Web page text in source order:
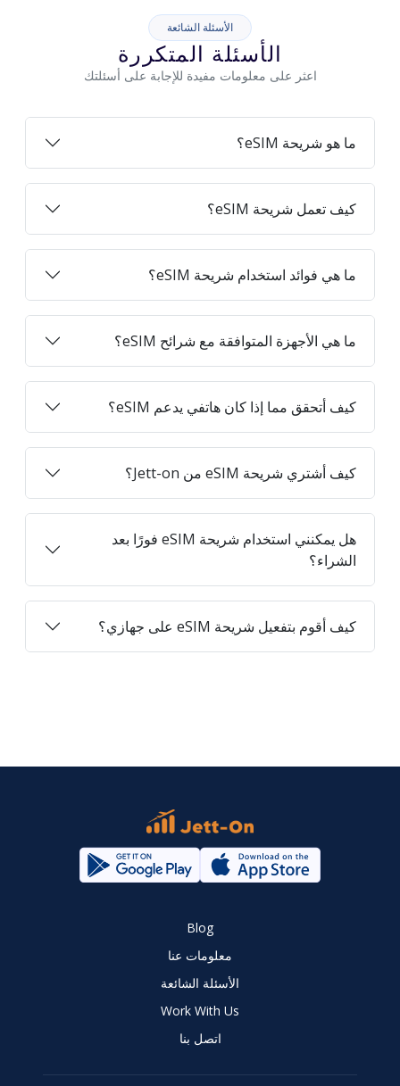
الأسئلة الشائعة
الأسئلة المتكررة
اعثر على معلومات مفيدة للإجابة على أسئلتك
ما هو شريحة eSIM؟
كيف تعمل شريحة eSIM؟
ما هي فوائد استخدام شريحة eSIM؟
ما هي الأجهزة المتوافقة مع شرائح eSIM؟
كيف أتحقق مما إذا كان هاتفي يدعم eSIM؟
كيف أشتري شريحة eSIM من Jett-on؟
هل يمكنني استخدام شريحة eSIM فورًا بعد
الشراء؟
كيف أقوم بتفعيل شريحة eSIM على جهازي؟
Blog
معلومات عنا
الأسئلة الشائعة
Work With Us
اتصل بنا